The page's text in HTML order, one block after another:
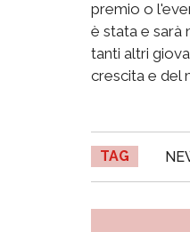
premio o
è stata e
tanti altri
crescita e del
TAG